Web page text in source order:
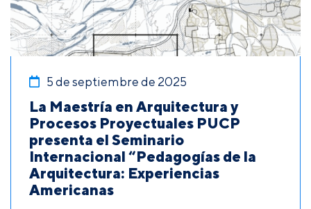
5 de septiembre de 2025
La Maestría en Arquitectura y
Procesos Proyectuales PUCP
presenta el Seminario
Internacional “Pedagogías de la
Arquitectura: Experiencias
Americanas